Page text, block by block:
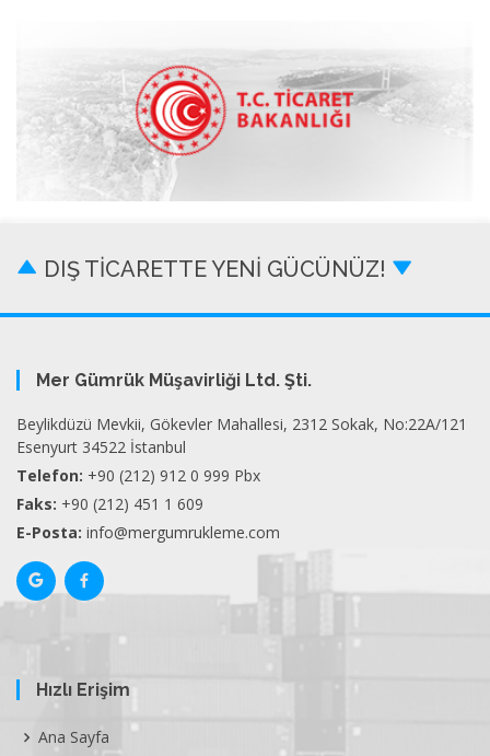
DIŞ TİCARETTE YENİ GÜCÜNÜZ!
Mer Gümrük Müşavirliği Ltd. Şti.
Beylikdüzü Mevkii, Gökevler Mahallesi, 2312 Sokak, No:22A/121
Esenyurt 34522 İstanbul
Telefon: +90 (212) 912 0 999 Pbx
Faks: +90 (212) 451 1 609
E-Posta: info@mergumrukleme.com
Hızlı Erişim
Ana Sayfa